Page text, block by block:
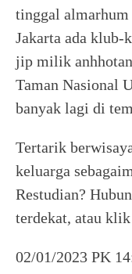
tinggal
Jakarta ada
jip milik
Taman Nasional
banyak lagi di
Tertarik
keluarga
Restudian?
terdekat, atau
02/01/2023 PK